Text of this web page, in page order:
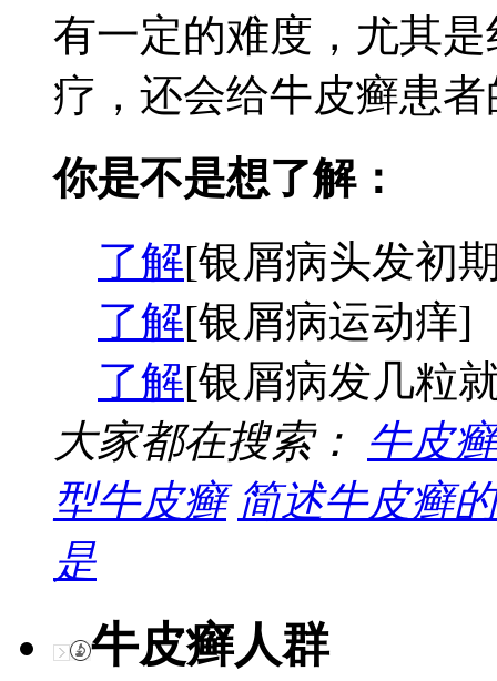
有一定的难度，尤其
疗，还会给牛皮癣患
你是不是想了解：
了解[银屑病头发初
了解[银屑病运动痒]
了解[银屑病发几粒
大家都在搜索： 牛皮
型牛皮癣 简述牛皮癣
是
牛皮癣人群